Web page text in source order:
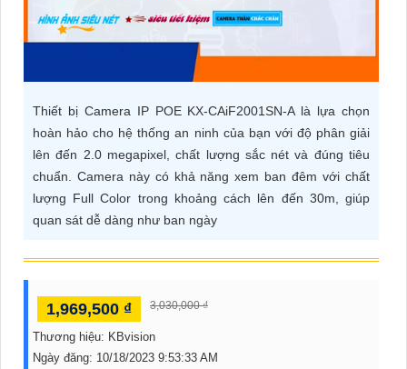
CAMERA
DỊCH
VỤ
Thiết bị Camera IP POE KX-CAiF2001SN-A là lựa chọn
hoàn hảo cho hệ thống an ninh của bạn với độ phân giải
lên đến 2.0 megapixel, chất lượng sắc nét và đúng tiêu
chuẩn. Camera này có khả năng xem ban đêm với chất
lượng Full Color trong khoảng cách lên đến 30m, giúp
quan sát dễ dàng như ban ngày
1,969,500 ₫ 3,030,000 ₫
Thương hiệu: KBvision
Ngày đăng: 10/18/2023 9:53:33 AM